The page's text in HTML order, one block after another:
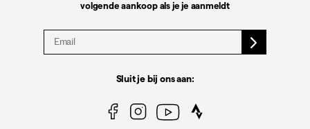
volgende aankoop als je je aanmeldt
Sluit je bij ons aan: